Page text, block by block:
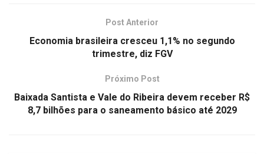
Post Anterior
Economia brasileira cresceu 1,1% no segundo
trimestre, diz FGV
Próximo Post
Baixada Santista e Vale do Ribeira devem receber R$
8,7 bilhões para o saneamento básico até 2029